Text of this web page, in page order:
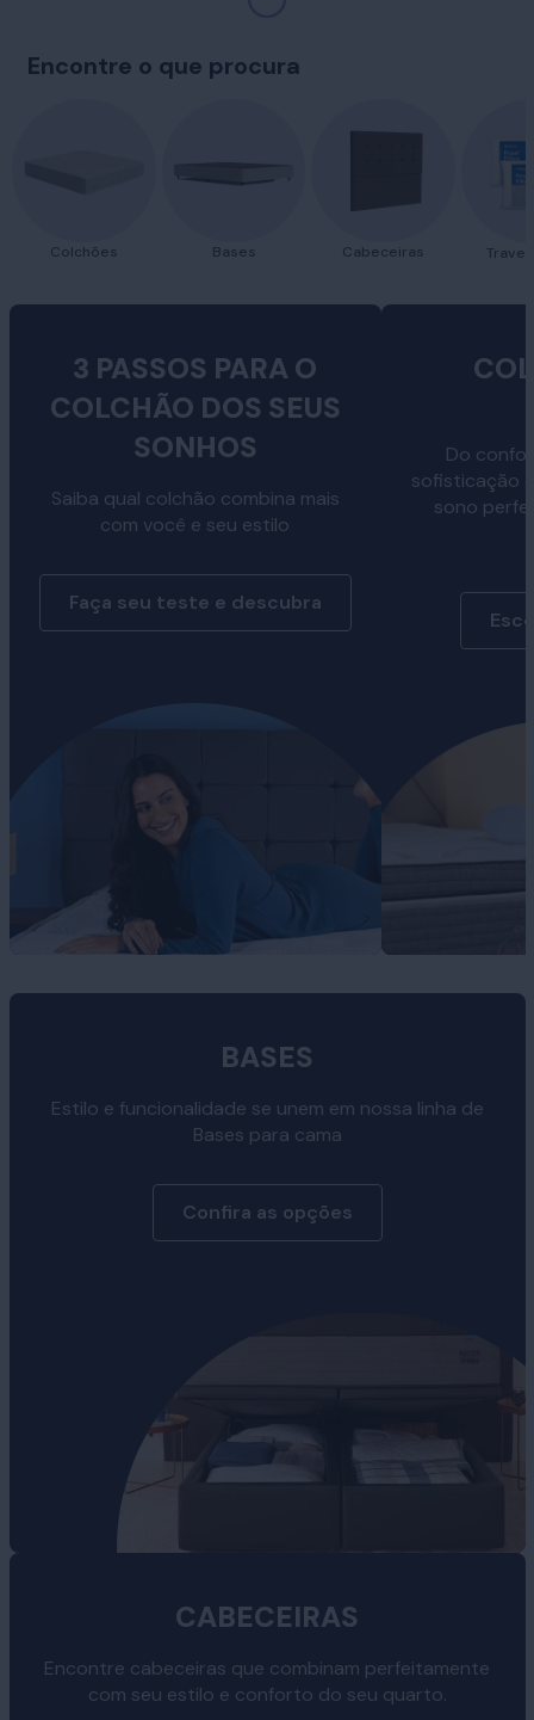
Encontre o que procura
Colchões Bases Cabeceiras
3 PASSOS PARA O
COLCHÃO DOS SEUS
SONHOS
Saiba qual colchão combina mais
com você e seu estilo
Faça seu teste e descubra
Do
sofisticação
sono
BASES
Estilo e funcionalidade se unem em nossa linha de
Bases para cama
Confira as opções
CABECEIRAS
Encontre cabeceiras que combinam perfeitamente
com seu estilo e conforto do seu quarto.